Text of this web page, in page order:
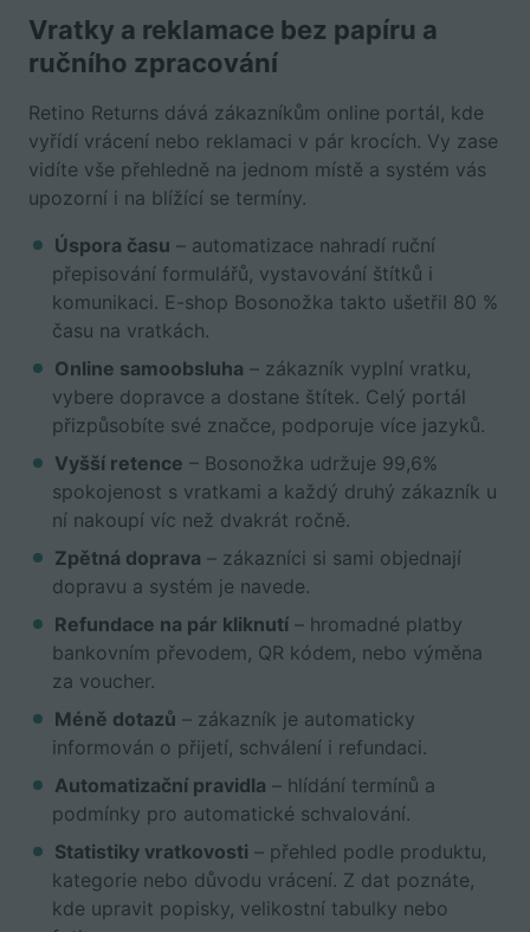
Vratky a reklamace bez papíru a
ručního zpracování
Retino Returns dává zákazníkům online portál, kde
vyřídí vrácení nebo reklamaci v pár krocích. Vy zase
vidíte vše přehledně na jednom místě a systém vás
upozorní i na blížící se termíny.
Úspora času – automatizace nahradí ruční
přepisování formulářů, vystavování štítků i
komunikaci. E-shop Bosonožka takto ušetřil 80 %
času na vratkách.
Online samoobsluha – zákazník vyplní vratku,
vybere dopravce a dostane štítek. Celý portál
přizpůsobíte své značce, podporuje více jazyků.
Vyšší retence – Bosonožka udržuje 99,6%
spokojenost s vratkami a každý druhý zákazník u
ní nakoupí víc než dvakrát ročně.
Zpětná doprava – zákazníci si sami objednají
dopravu a systém je navede.
Refundace na pár kliknutí – hromadné platby
bankovním převodem, QR kódem, nebo výměna
za voucher.
Méně dotazů – zákazník je automaticky
informován o přijetí, schválení i refundaci.
Automatizační pravidla – hlídání termínů a
podmínky pro automatické schvalování.
Statistiky vratkovosti – přehled podle produktu,
kategorie nebo důvodu vrácení. Z dat poznáte,
kde upravit popisky, velikostní tabulky nebo